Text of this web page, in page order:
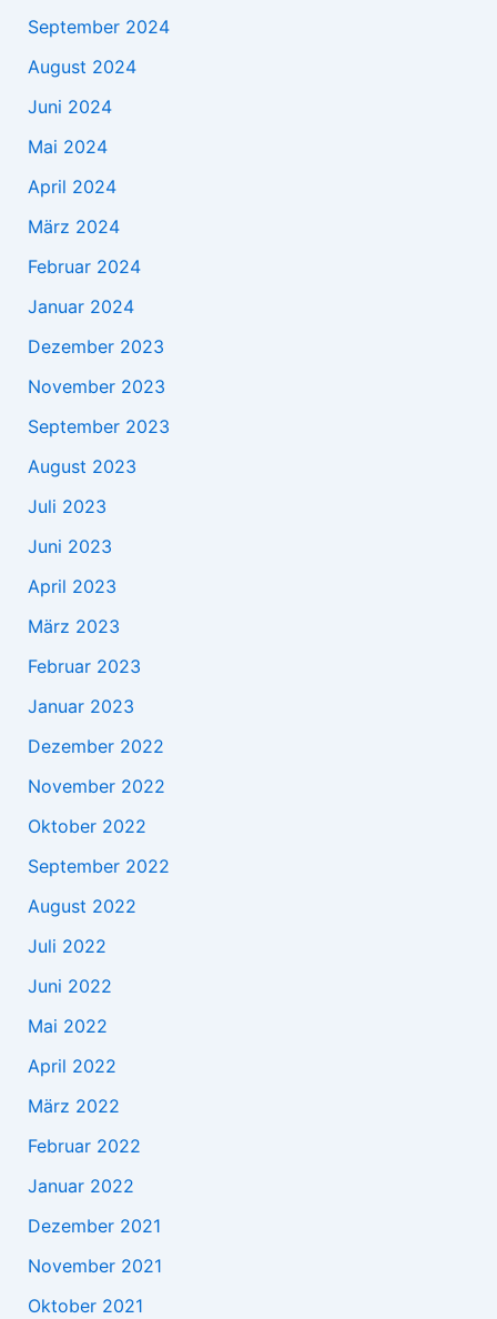
September 2024
August 2024
Juni 2024
Mai 2024
April 2024
März 2024
Februar 2024
Januar 2024
Dezember 2023
November 2023
September 2023
August 2023
Juli 2023
Juni 2023
April 2023
März 2023
Februar 2023
Januar 2023
Dezember 2022
November 2022
Oktober 2022
September 2022
August 2022
Juli 2022
Juni 2022
Mai 2022
April 2022
März 2022
Februar 2022
Januar 2022
Dezember 2021
November 2021
Oktober 2021